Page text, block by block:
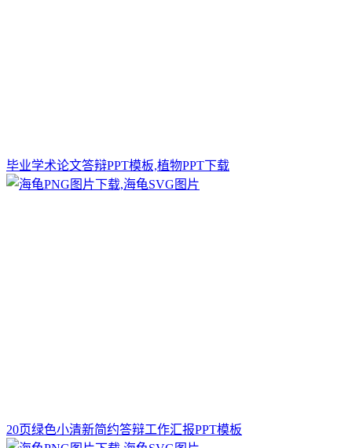
毕业学术论文答辩PPT模板,植物PPT下载
20页绿色小清新简约答辩工作汇报PPT模板